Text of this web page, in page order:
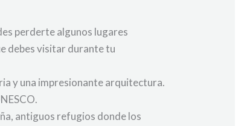
perderte algunos lugares
debes visitar durante tu
y una impresionante arquitectura.
antiguos refugios donde los